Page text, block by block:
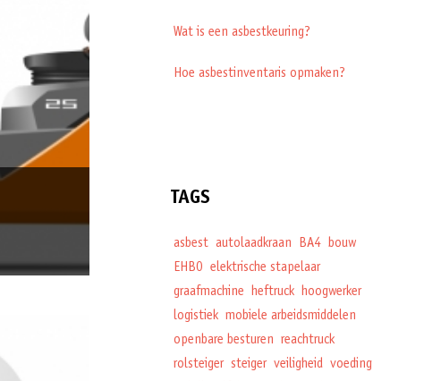
Wat is een asbestkeuring?
Hoe asbestinventaris opmaken?
TAGS
asbest autolaadkraan BA4 bouw
EHBO elektrische stapelaar
graafmachine heftruck hoogwerker
logistiek mobiele arbeidsmiddelen
openbare besturen reachtruck
rolsteiger steiger veiligheid voeding